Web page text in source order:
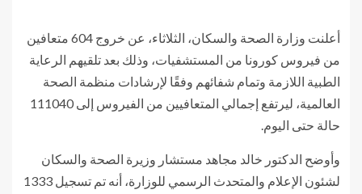
أعلنت وزارة الصحة والسكان، الثلاثاء، عن خروج 604 متعافين
من فيروس كورونا من المستشفيات، وذلك بعد تلقيهم الرعاية
الطبية اللازمة وتمام شفائهم وفقًا لإرشادات منظمة الصحة
العالمية، ليرتفع إجمالي المتعافيين من الفيروس إلى 111040
حالة حتى اليوم.
وأوضح الدكتور خالد مجاهد مستشار وزيرة الصحة والسكان
لشئون الإعلام والمتحدث الرسمي للوزارة، أنه تم تسجيل 1333